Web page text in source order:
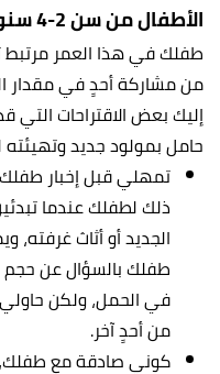
الأطفال من سن 2-4 سنوات
طفلك في هذا العمر مرتبط
من مشاركة أحدٍ في مقدار
إليك بعض الاقتراحات
حامل بمولود جديد وتهيئته
تمهلي قبل إخبار
ذلك لطفلك عندما
الجديد أو أثاث غرفته،
طفلك بالسؤال عن حجم
في الحمل، ولكن
من أحدٍ آخر.
كوني صادقة مع طفلك،